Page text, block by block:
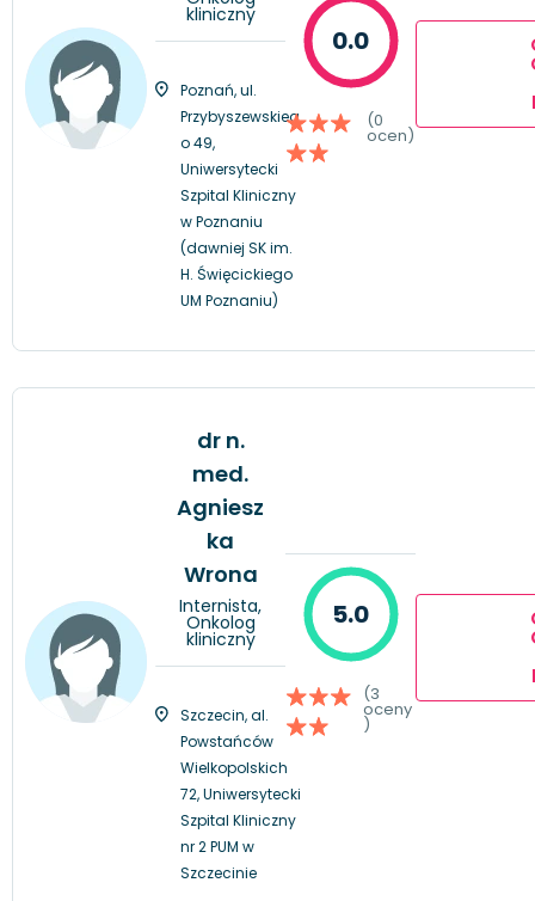
kliniczny
Poznań, ul.
Przybyszewskieg
o 49,
Uniwersytecki
Szpital Kliniczny
w Poznaniu
(dawniej SK im.
H. Święcickiego
UM Poznaniu)
0.0
(0
ocen)
dr n.
med.
Agniesz
ka
Wrona
Internista,
Onkolog
kliniczny
Szczecin, al.
Powstańców
Wielkopolskich
72, Uniwersytecki
Szpital Kliniczny
nr 2 PUM w
Szczecinie
5.0
(3
oceny
)